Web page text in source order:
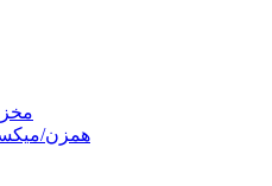
همزن/